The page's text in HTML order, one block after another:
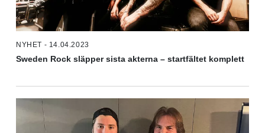
NYHET - 14.04.2023
Sweden Rock släpper sista akterna – startfältet komplett